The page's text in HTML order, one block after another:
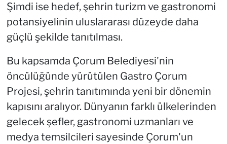
Şimdi ise hedef, şehrin turizm ve gastronomi
potansiyelinin uluslararası düzeyde daha
güçlü şekilde tanıtılması.
Bu kapsamda Çorum Belediyesi'nin
öncülüğünde yürütülen Gastro Çorum
Projesi, şehrin tanıtımında yeni bir dönemin
kapısını aralıyor. Dünyanın farklı ülkelerinden
gelecek şefler, gastronomi uzmanları ve
medya temsilcileri sayesinde Çorum'un